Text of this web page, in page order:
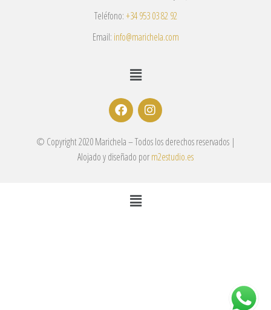
Teléfono:+34 953 03 82 92
Email: info@marichela.com
© Copyright 2020 Marichela – Todos los derechos reservados |
Alojado y diseñado porm2estudio.es